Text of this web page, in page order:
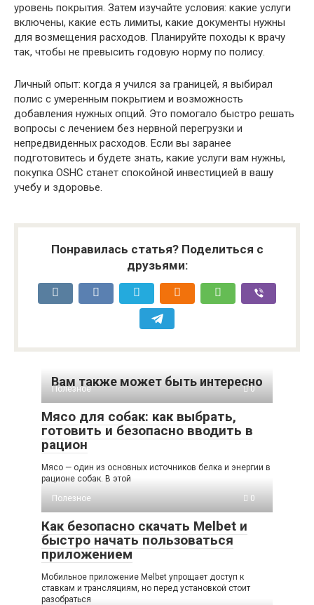
уровень покрытия. Затем изучайте условия: какие услуги
включены, какие есть лимиты, какие документы нужны
для возмещения расходов. Планируйте походы к врачу
так, чтобы не превысить годовую норму по полису.
Личный опыт: когда я учился за границей, я выбирал
полис с умеренным покрытием и возможность
добавления нужных опций. Это помогало быстро решать
вопросы с лечением без нервной перегрузки и
непредвиденных расходов. Если вы заранее
подготовитесь и будете знать, какие услуги вам нужны,
покупка OSHC станет спокойной инвестицией в вашу
учебу и здоровье.
Понравилась статья? Поделиться с
друзьями:
Вам также может быть интересно
Полезное 0
Мясо для собак: как выбрать,
готовить и безопасно вводить в
рацион
Мясо — один из основных источников белка и энергии в
рационе собак. В этой
Полезное
0
Как безопасно скачать Melbet и
быстро начать пользоваться
приложением
Мобильное приложение Melbet упрощает доступ к
ставкам и трансляциям, но перед установкой стоит
разобраться